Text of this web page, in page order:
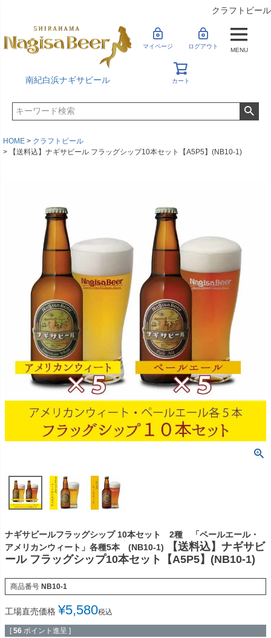
クラフトビール
南紀白浜ナギサビール
マイページ ログアウト
カート
MENU
HOME
クラフトビール
【送料込】ナギサビール フラッグシップ10本セット【A5P5】(NB10-1)
ナギサビールフラッグシップ 10本セット 2種 「ペールエール・
アメリカンウィート」各種5本 (NB10-1)
【送料込】ナギサビ
ール フラッグシップ10本セット【A5P5】(NB10-1)
商品番号 NB10-1
工場直売価格 ¥5,580税込
[ 56 ポイント進呈 ]